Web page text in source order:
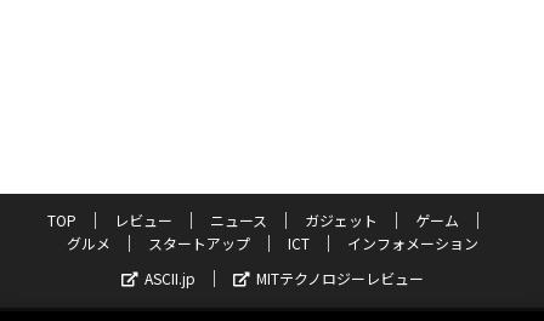
TOP レビュー ニュース ガジェット
ゲーム
グルメ
スタートアップ ICT
インフォメーション
ASCII.jp
MITテクノロジーレビュー